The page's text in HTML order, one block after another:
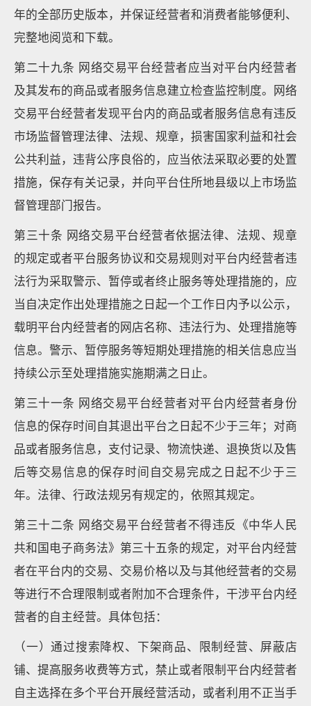
年的全部历史版本，并保证经营者和消费者能够便利、
完整地阅览和下载。
第二十九条 网络交易平台经营者应当对平台内经营者
及其发布的商品或者服务信息建立检查监控制度。网络
交易平台经营者发现平台内的商品或者服务信息有违反
市场监督管理法律、法规、规章，损害国家利益和社会
公共利益，违背公序良俗的，应当依法采取必要的处置
措施，保存有关记录，并向平台住所地县级以上市场监
督管理部门报告。
第三十条 网络交易平台经营者依据法律、法规、规章
的规定或者平台服务协议和交易规则对平台内经营者违
法行为采取警示、暂停或者终止服务等处理措施的，应
当自决定作出处理措施之日起一个工作日内予以公示，
载明平台内经营者的网店名称、违法行为、处理措施等
信息。警示、暂停服务等短期处理措施的相关信息应当
持续公示至处理措施实施期满之日止。
第三十一条 网络交易平台经营者对平台内经营者身份
信息的保存时间自其退出平台之日起不少于三年；对商
品或者服务信息，支付记录、物流快递、退换货以及售
后等交易信息的保存时间自交易完成之日起不少于三
年。法律、行政法规另有规定的，依照其规定。
第三十二条 网络交易平台经营者不得违反《中华人民
共和国电子商务法》第三十五条的规定，对平台内经营
者在平台内的交易、交易价格以及与其他经营者的交易
等进行不合理限制或者附加不合理条件，干涉平台内经
营者的自主经营。具体包括：
（一）通过搜索降权、下架商品、限制经营、屏蔽店
铺、提高服务收费等方式，禁止或者限制平台内经营者
自主选择在多个平台开展经营活动，或者利用不正当手